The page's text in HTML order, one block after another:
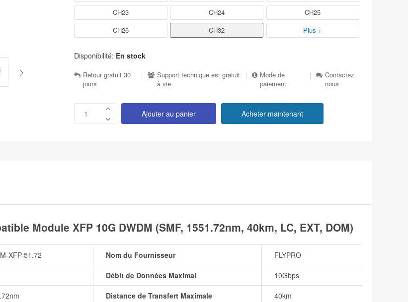
CH23
CH24
CH25
CH26
CH32 Plus +
Disponibilité: En stock
Retour gratuit 30
jours
|
Support technique est gratuit
à vie
|
Mode de
paiement
|
Contactez
nous
Ajouter au panier Acheter maintenant
Module XFP 10G DWDM (SMF, 1551.72nm, 40km, LC, EXT, DOM)
XFP-51.72 Nom du Fournisseur FLYPRO
Débit de Données Maximal 10Gbps
Distance de Transfert Maximale 40km